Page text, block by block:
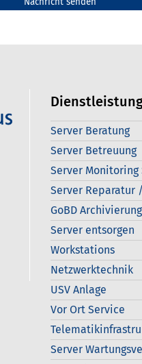
Server Beratung
Server Betreuung
Server Monitoring
Server Reparatur
GoBD Archivierung
Server entsorgen
Workstations
Netzwerktechnik
USV Anlage
Vor Ort Service
Server